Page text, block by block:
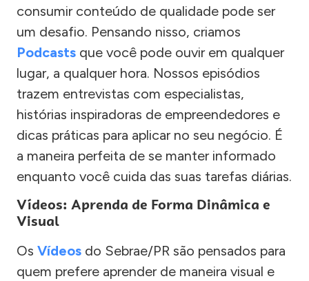
consumir conteúdo de qualidade pode ser
um desafio. Pensando nisso, criamos
Podcasts que você pode ouvir em qualquer
lugar, a qualquer hora. Nossos episódios
trazem entrevistas com especialistas,
histórias inspiradoras de empreendedores e
dicas práticas para aplicar no seu negócio. É
a maneira perfeita de se manter informado
enquanto você cuida das suas tarefas diárias.
Vídeos: Aprenda de Forma Dinâmica e
Visual
Os Vídeos do Sebrae/PR são pensados para
quem prefere aprender de maneira visual e